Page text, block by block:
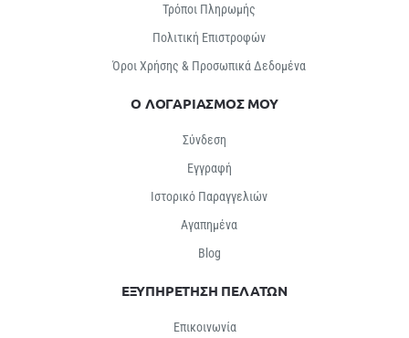
Τρόποι Πληρωμής
Πολιτική Επιστροφών
Όροι Χρήσης & Προσωπικά Δεδομένα
Ο ΛΟΓΑΡΙΑΣΜΟΣ ΜΟΥ
Σύνδεση
Εγγραφή
Ιστορικό Παραγγελιών
Αγαπημένα
Βlog
ΕΞΥΠΗΡΕΤΗΣΗ ΠΕΛΑΤΩΝ
Επικοινωνία